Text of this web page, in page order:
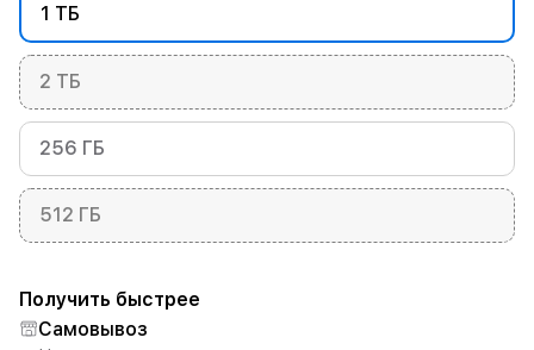
1 ТБ
2 ТБ
256 ГБ
512 ГБ
Получить быстрее
Самовывоз